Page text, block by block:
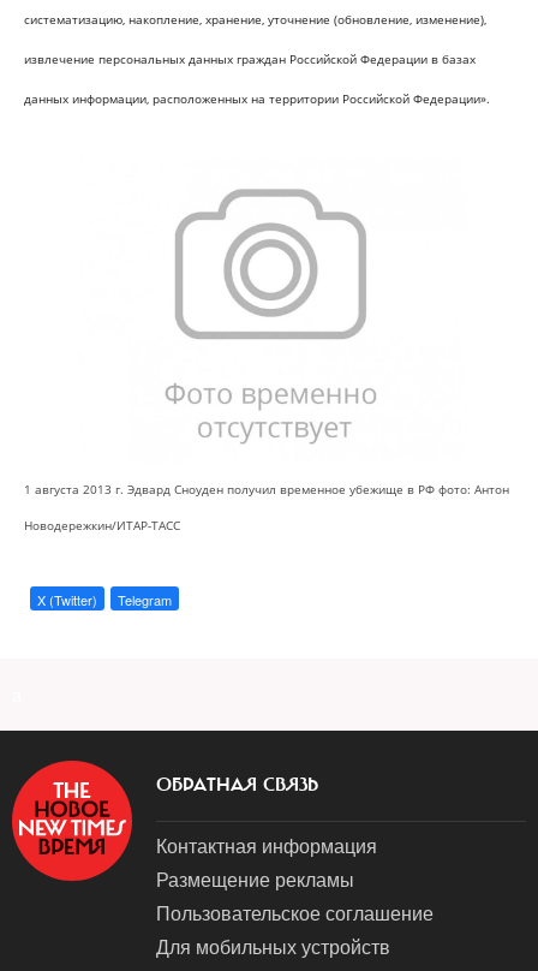
систематизацию, накопление, хранение, уточнение (обновление, изменение),
извлечение персональных данных граждан Российской Федерации в базах
данных информации, расположенных на территории Российской Федерации».
1 августа 2013 г. Эдвард Сноуден получил временное убежище в РФ фото: Антон
Новодережкин/ИТАР-ТАСС
X (Twitter) Telegram
ОБРАТНАЯ СВЯЗЬ
Контактная информация
Размещение рекламы
Пользовательское соглашение
Для мобильных устройств